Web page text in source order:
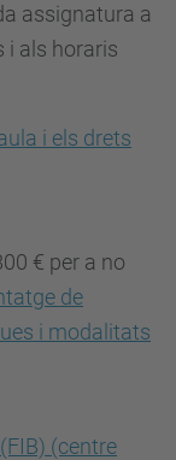
assignatura a
i als horaris
i els drets
€ per a no
de
i modalitats
(centre